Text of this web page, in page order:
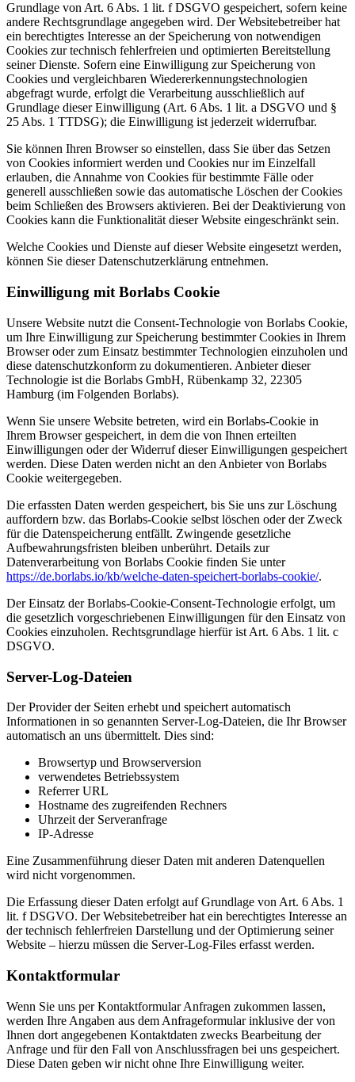
Grundlage von Art. 6 Abs. 1 lit. f DSGVO gespeichert, sofern keine
andere Rechtsgrundlage angegeben wird. Der Websitebetreiber hat
ein berechtigtes Interesse an der Speicherung von notwendigen
Cookies zur technisch fehlerfreien und optimierten Bereitstellung
seiner Dienste. Sofern eine Einwilligung zur Speicherung von
Cookies und vergleichbaren Wiedererkennungstechnologien
abgefragt wurde, erfolgt die Verarbeitung ausschließlich auf
Grundlage dieser Einwilligung (Art. 6 Abs. 1 lit. a DSGVO und §
25 Abs. 1 TTDSG); die Einwilligung ist jederzeit widerrufbar.
Sie können Ihren Browser so einstellen, dass Sie über das Setzen
von Cookies informiert werden und Cookies nur im Einzelfall
erlauben, die Annahme von Cookies für bestimmte Fälle oder
generell ausschließen sowie das automatische Löschen der Cookies
beim Schließen des Browsers aktivieren. Bei der Deaktivierung von
Cookies kann die Funktionalität dieser Website eingeschränkt sein.
Welche Cookies und Dienste auf dieser Website eingesetzt werden,
können Sie dieser Datenschutzerklärung entnehmen.
Einwilligung mit Borlabs Cookie
Unsere Website nutzt die Consent-Technologie von Borlabs Cookie,
um Ihre Einwilligung zur Speicherung bestimmter Cookies in Ihrem
Browser oder zum Einsatz bestimmter Technologien einzuholen und
diese datenschutzkonform zu dokumentieren. Anbieter dieser
Technologie ist die Borlabs GmbH, Rübenkamp 32, 22305
Hamburg (im Folgenden Borlabs).
Wenn Sie unsere Website betreten, wird ein Borlabs-Cookie in
Ihrem Browser gespeichert, in dem die von Ihnen erteilten
Einwilligungen oder der Widerruf dieser Einwilligungen gespeichert
werden. Diese Daten werden nicht an den Anbieter von Borlabs
Cookie weitergegeben.
Die erfassten Daten werden gespeichert, bis Sie uns zur Löschung
auffordern bzw. das Borlabs-Cookie selbst löschen oder der Zweck
für die Datenspeicherung entfällt. Zwingende gesetzliche
Aufbewahrungsfristen bleiben unberührt. Details zur
Datenverarbeitung von Borlabs Cookie finden Sie unter
https://de.borlabs.io/kb/welche-daten-speichert-borlabs-cookie/.
Der Einsatz der Borlabs-Cookie-Consent-Technologie erfolgt, um
die gesetzlich vorgeschriebenen Einwilligungen für den Einsatz von
Cookies einzuholen. Rechtsgrundlage hierfür ist Art. 6 Abs. 1 lit. c
DSGVO.
Server-Log-Dateien
Der Provider der Seiten erhebt und speichert automatisch
Informationen in so genannten Server-Log-Dateien, die Ihr Browser
automatisch an uns übermittelt. Dies sind:
Browsertyp und Browserversion
verwendetes Betriebssystem
Referrer URL
Hostname des zugreifenden Rechners
Uhrzeit der Serveranfrage
IP-Adresse
Eine Zusammenführung dieser Daten mit anderen Datenquellen
wird nicht vorgenommen.
Die Erfassung dieser Daten erfolgt auf Grundlage von Art. 6 Abs. 1
lit. f DSGVO. Der Websitebetreiber hat ein berechtigtes Interesse an
der technisch fehlerfreien Darstellung und der Optimierung seiner
Website – hierzu müssen die Server-Log-Files erfasst werden.
Kontaktformular
Wenn Sie uns per Kontaktformular Anfragen zukommen lassen,
werden Ihre Angaben aus dem Anfrageformular inklusive der von
Ihnen dort angegebenen Kontaktdaten zwecks Bearbeitung der
Anfrage und für den Fall von Anschlussfragen bei uns gespeichert.
Diese Daten geben wir nicht ohne Ihre Einwilligung weiter.